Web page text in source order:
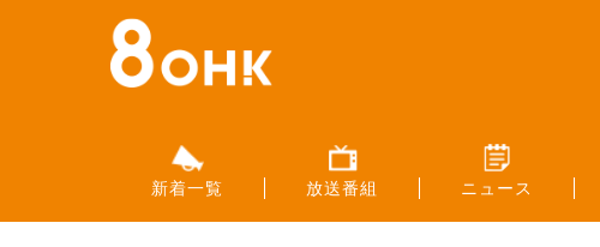
新着一覧 放送番組 ニュース